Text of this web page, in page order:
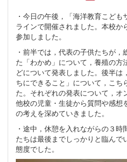
・今日の午後，「海洋教育こど
ラインで開催されました。本校か
参加しました。
・前半では，代表の子供たちが
た「わかめ」について，養殖の方
どについて発表しました。後半は
ちにできること」について，こち
た。それぞれの発表について，オ
他校の児童・生徒から質問や感想
の考えを深めていきました。
・途中，休憩を入れながらの３
たちは最後までしっかりと臨んで
態度でした。